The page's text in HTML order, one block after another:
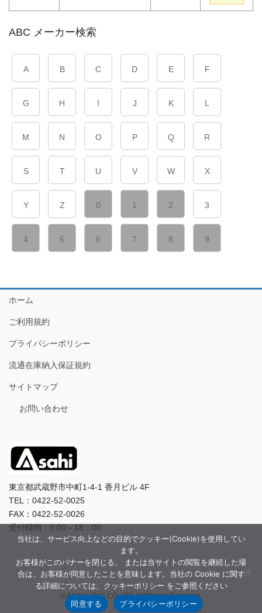
ABC メーカー検索
A B C D E F
G H I J K L
M N O P Q R
S T U V W X
Y Z 0 1 2 3
4 5 6 7 8 9
ホーム
ご利用規約
プライバシーポリシー
流通在庫納入保証規約
サイトマップ
お問い合わせ
東京都武蔵野市中町1-4-1 香月ビル 4F
TEL：0422-52-0025
FAX：0422-52-0026
受付時間：9:00～18：00
© ASAHI-ENG CO.,LTD. All Rights Reserved.
当社は、サービス向上などの目的でクッキー(Cookie)を使用してい
ます。
お客様がこのバナーを閉じる、 または当サイトの閲覧を継続した場
合は、お客様が同意したことを意味します。当社の Cookie に関す
る詳細については、クッキーポリシー をご参照ください
同意する
プライバシーポリシー